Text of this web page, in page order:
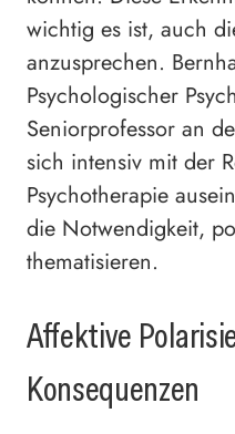
wichtig es ist, auch
anzusprechen.
Psychologischer
Seniorprofessor an
sich intensiv mit der
Psychotherapie
die Notwendigkeit,
thematisieren.
Affektive
Konsequenzen